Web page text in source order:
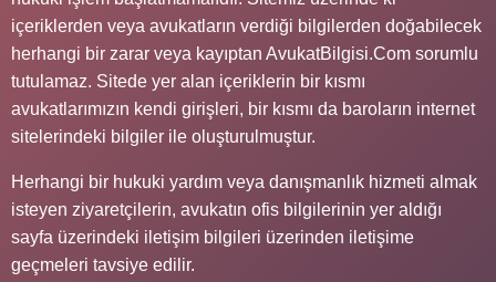
içeriklerden veya avukatların verdiği bilgilerden doğabilecek
herhangi bir zarar veya kayıptan AvukatBilgisi.Com sorumlu
tutulamaz. Sitede yer alan içeriklerin bir kısmı
avukatlarımızın kendi girişleri, bir kısmı da baroların internet
sitelerindeki bilgiler ile oluşturulmuştur.
Herhangi bir hukuki yardım veya danışmanlık hizmeti almak
isteyen ziyaretçilerin, avukatın ofis bilgilerinin yer aldığı
sayfa üzerindeki iletişim bilgileri üzerinden iletişime
geçmeleri tavsiye edilir.